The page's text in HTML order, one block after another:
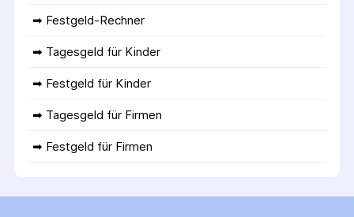
➡ Festgeld-Rechner
➡ Tagesgeld für Kinder
➡ Festgeld für Kinder
➡ Tagesgeld für Firmen
➡ Festgeld für Firmen